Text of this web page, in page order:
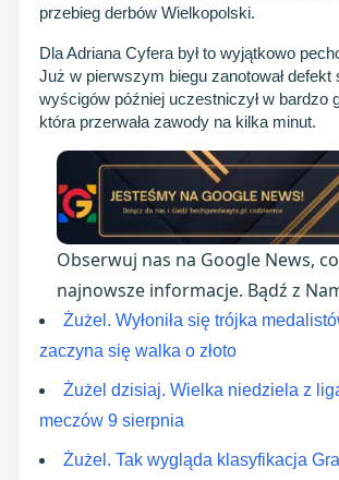
przebieg derbów Wielkopolski.
Dla Adriana Cyfera był to wyjątkowo
Już w pierwszym biegu zanotował defekt
wyścigów później uczestniczył w bardzo
która przerwała zawody na kilka minut.
Obserwuj nas na Google News,
najnowsze informacje. Bądź z
Żużel. Wyłoniła się trójka
zaczyna się walka o złoto
Żużel dzisiaj. Wielka niedziela z
meczów 9 sierpnia
Żużel. Tak wygląda klasyfikacja